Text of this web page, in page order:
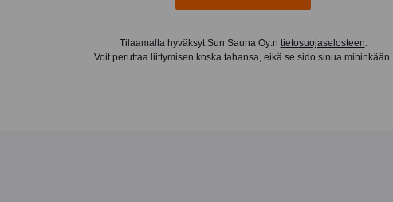
Tilaamalla hyväksyt Sun Sauna Oy:n tietosuojaselosteen.
Voit peruttaa liittymisen koska tahansa, eikä se sido sinua mihinkään.